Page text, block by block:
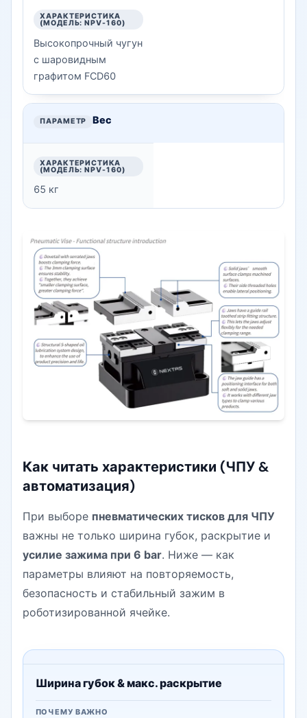
Высокопрочный чугун
с шаровидным
графитом FCD60
Вес
65 кг
Как читать характеристики (ЧПУ &
автоматизация)
При выборе пневматических тисков для ЧПУ
важны не только ширина губок, раскрытие и
усилие зажима при 6 bar. Ниже — как
параметры влияют на повторяемость,
безопасность и стабильный зажим в
роботизированной ячейке.
Ширина губок & макс. раскрытие
ПОЧЕМУ ВАЖНО